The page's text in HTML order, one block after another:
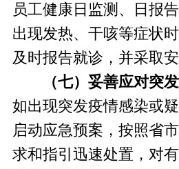
员工健康日监测、日报
出现发热、干咳等症状
及时报告就诊，并采取安
（七）妥善应对突发
如出现突发疫情感染或
启动应急预案，按照省
求和指引迅速处置，对